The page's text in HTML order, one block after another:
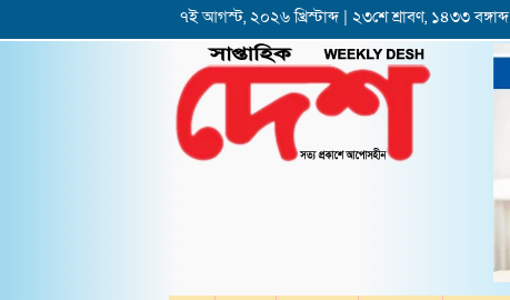
৭ই আগস্ট, ২০২৬ খ্রিস্টাব্দ | ২৩শে শ্রাবণ, ১৪৩৩ বঙ্গাব্দ